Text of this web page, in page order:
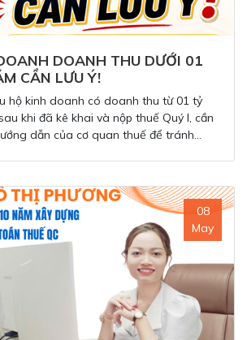
DOANH THU DƯỚI 01
CẦN LƯU Ý!
hộ kinh doanh có doanh thu từ 01 tỷ
khi đã kê khai và nộp thuế Quý I, cần
dẫn của cơ quan thuế để tránh
08
May